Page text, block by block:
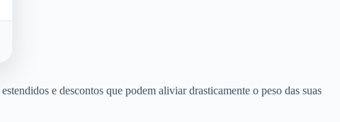
e descontos que podem aliviar drasticamente o peso das suas